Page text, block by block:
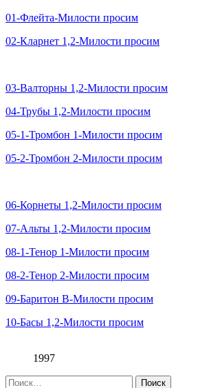
01-Флейта-Милости просим
02-Кларнет 1,2-Милости просим
03-Валторны 1,2-Милости просим
04-Трубы 1,2-Милости просим
05-1-Тромбон 1-Милости просим
05-2-Тромбон 2-Милости просим
06-Корнеты 1,2-Милости просим
07-Альты 1,2-Милости просим
08-1-Тенор 1-Милости просим
08-2-Тенор 2-Милости просим
09-Баритон В-Милости просим
10-Басы 1,2-Милости просим
1997
Найти: